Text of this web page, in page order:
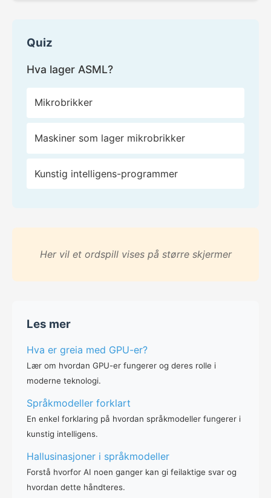
Quiz
Hva lager ASML?
Mikrobrikker
Maskiner som lager mikrobrikker
Kunstig intelligens-programmer
Her vil et ordspill vises på større skjermer
Les mer
Hva er greia med GPU-er?
Lær om hvordan GPU-er fungerer og deres rolle i
moderne teknologi.
Språkmodeller forklart
En enkel forklaring på hvordan språkmodeller fungerer i
kunstig intelligens.
Hallusinasjoner i språkmodeller
Forstå hvorfor AI noen ganger kan gi feilaktige svar og
hvordan dette håndteres.